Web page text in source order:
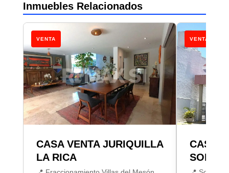
Inmuebles Relacionados
VENTA
CASA VENTA JURIQUILLA
LA RICA
VENTA
CASA